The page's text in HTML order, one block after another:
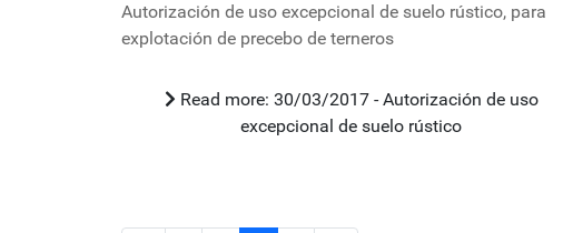
Autorización de uso excepcional de suelo rústico, para
explotación de precebo de terneros
excepcional de suelo rústico